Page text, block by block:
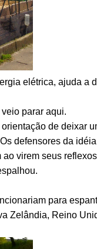
elétrica, ajuda a
parar aqui.
de deixar
defensores da
virem seus
para
Zelândia, Reino